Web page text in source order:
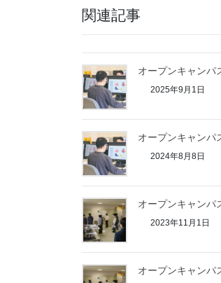
関連記事
オープンキャンパ
2025年9月1日
オープンキャンパ
2024年8月8日
オープンキャンパ
2023年11月1日
オープンキャンパ